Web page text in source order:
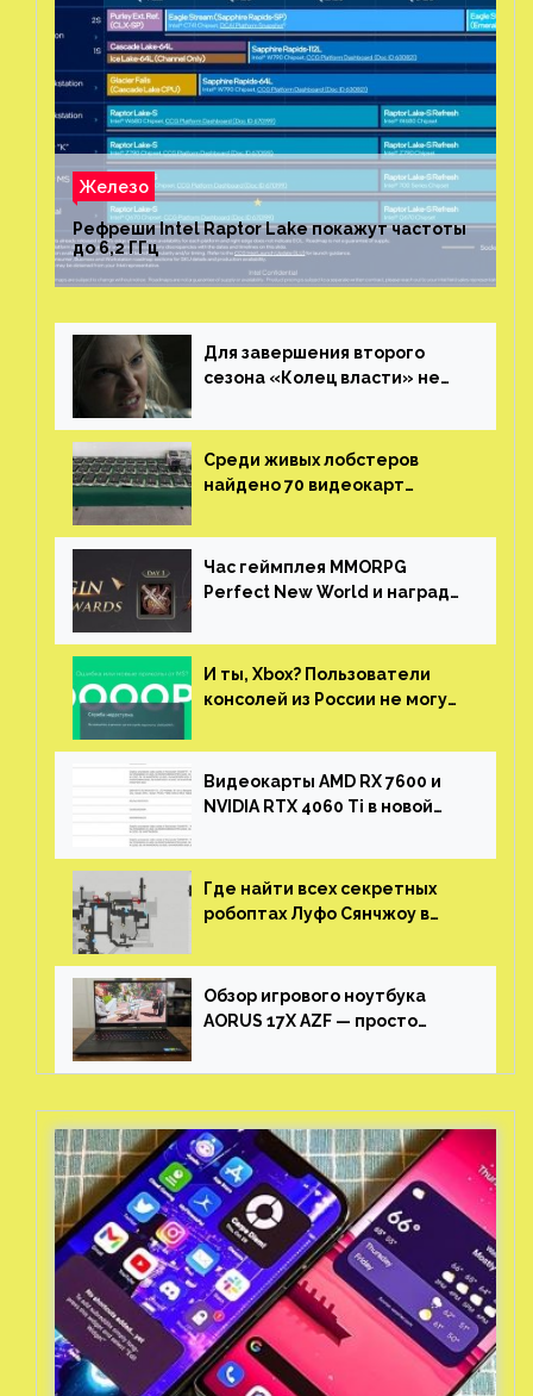
Железо
Рефреши Intel Raptor Lake покажут частоты
до 6,2 ГГц
Для завершения второго
сезона «Колец власти» не
Среди живых лобстеров
найдено 70 видеокарт
китайской таможни
Час геймплея MMORPG
Perfect New World и награды
И ты, Xbox? Пользователи
консолей из России не могут
Видеокарты AMD RX 7600 и
NVIDIA RTX 4060 Ti в новой
Где найти всех секретных
робоптах Луфо Сянчжоу в
Обзор игрового ноутбука
AORUS 17X AZF — просто